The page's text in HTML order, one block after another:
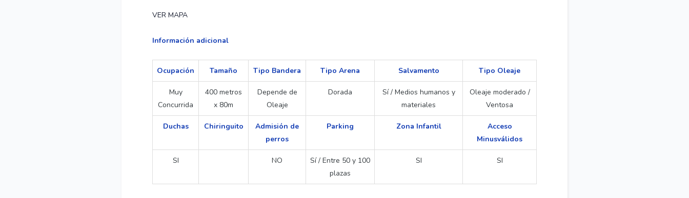
VER MAPA
Información adicional
Ocupación Tamaño Tipo Bandera Tipo Arena Salvamento Tipo Oleaje
Muy
Concurrida
400 metros
x 80m
Depende de
Oleaje
Dorada
Sí / Medios humanos y
materiales
Oleaje moderado /
Ventosa
Duchas Chiringuito
Admisión de
perros
Parking Zona Infantil
Acceso
Minusválidos
SI NO
Sí / Entre 50 y 100
plazas
SI SI